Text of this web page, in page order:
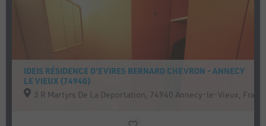
IDEIS RÉSIDENCE D'EVIRES BERNARD CHEVRON - ANNECY
LE VIEUX (74940)
3 R Martyrs De La Deportation, 74940 Annecy-le-Vieux,